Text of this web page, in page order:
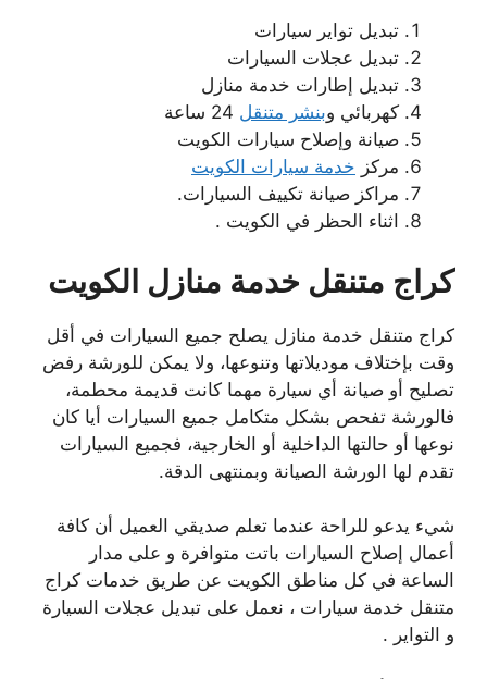
تبديل تواير سيارات
تبديل عجلات السيارات
تبديل إطارات خدمة منازل
كهربائي وبنشر متنقل
صيانة وإصلاح سيارات الكويت
مركز خدمة سيارات الكويت
مراكز صيانة تكييف السيارات.
اثناء الحظر في الكويت .
كراج متنقل خدمة منازل الكويت
كراج متنقل خدمة منازل يصلح جميع السيارات في أقل
وقت بإختلاف موديلاتها وتنوعها، ولا يمكن للورشة رفض
تصليح أو صيانة أي سيارة مهما كانت قديمة محطمة،
فالورشة تفحص بشكل متكامل جميع السيارات أيا كان
نوعها أو حالتها الداخلية أو الخارجية، فجميع السيارات
تقدم لها الورشة الصيانة وبمنتهى الدقة.
شيء يدعو للراحة عندما تعلم صديقي العميل أن كافة
أعمال إصلاح السيارات باتت متوافرة و على مدار
الساعة في كل مناطق الكويت عن طريق خدمات كراج
متنقل خدمة سيارات ، نعمل على تبديل عجلات السيارة
و التواير .